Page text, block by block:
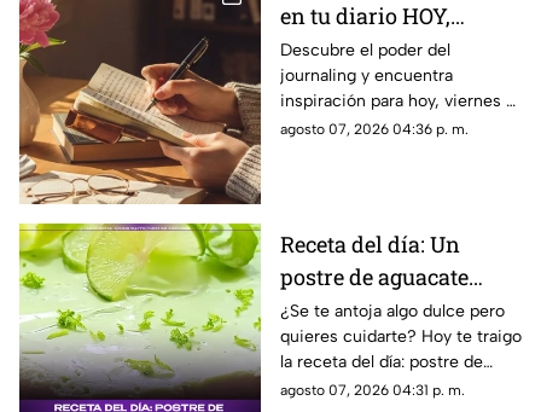
en tu diario HOY,
viernes 7 de junio de
2026: Usa este journal
prompt y termina tu
día lleno de gratitud
Descubre el poder del
journaling y encuentra
inspiración para hoy, viernes 7
de junio de 2026. Un prompt
agosto 07, 2026 04:36 p. m.
Receta del día: Un
postre de aguacate
saludable y sin azúcar
¿Se te antoja algo dulce pero
quieres cuidarte? Hoy te traigo
la receta del día: postre de
aguacate sin azúcar que te va
agosto 07, 2026 04:31 p. m.